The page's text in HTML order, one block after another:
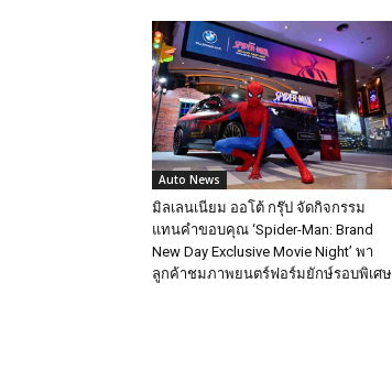
Auto News
มิลเลนเนียม ออโต้ กรุ๊ป จัดกิจกรรม
แทนคำขอบคุณ ‘Spider-Man: Brand
New Day Exclusive Movie Night’ พา
ลูกค้าชมภาพยนตร์ฟอร์มยักษ์รอบพิเศษ